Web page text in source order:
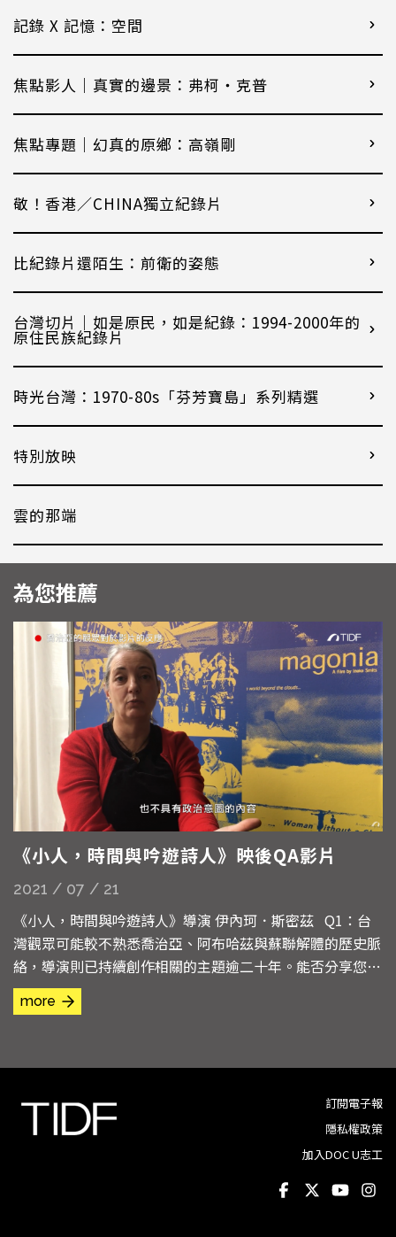
記錄 X 記憶：空間
焦點影人｜真實的邊景：弗柯・克普
焦點專題｜幻真的原鄉：高嶺剛
敬！香港／CHINA獨立紀錄片
比紀錄片還陌生：前衛的姿態
台灣切片｜如是原民，如是紀錄：1994-2000年的
原住民族紀錄片
時光台灣：1970-80s「芬芳寶島」系列精選
特別放映
雲的那端
為您推薦
《小人，時間與吟遊詩人》映後QA影片
2021 / 07 / 21
《小人，時間與吟遊詩人》導演 伊內珂．斯密茲 Q1：台
灣觀眾可能較不熟悉喬治亞、阿布哈茲與蘇聯解體的歷史脈
絡，導演則已持續創作相關的主題逾二十年。能否分享您的
創作動機？如何接觸到本片被攝者，並決定拍攝的呢？ 我
先簡單和大家說明一下，阿布哈茲位於黑海的東部沿岸，曾
more
訂閱電子報
隱私權政策
加入DOC U志工